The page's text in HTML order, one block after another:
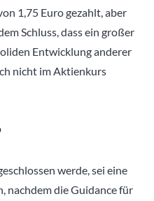
1,75 Euro gezahlt, aber
Schluss, dass ein großer
Entwicklung anderer
nicht im Aktienkurs
werde, sei eine
nachdem die Guidance für